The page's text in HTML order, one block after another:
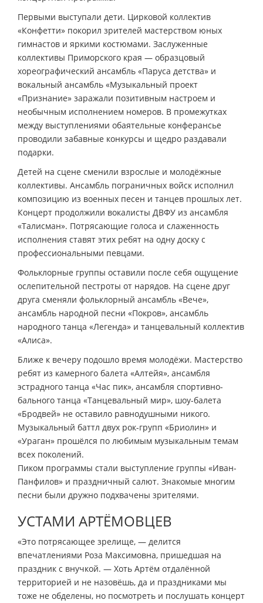
Первыми выступали дети. Цирковой коллектив
«Конфетти» покорил зрителей мастерством юных
гимнастов и яркими костюмами. Заслуженные
коллективы Приморского края — образцовый
хореографический ансамбль «Паруса детства» и
вокальный ансамбль «Музыкальный проект
«Признание» заражали позитивным настроем и
необычным исполнением номеров. В промежутках
между выступлениями обаятельные конферансье
проводили забавные конкурсы и щедро раздавали
подарки.
Детей на сцене сменили взрослые и молодёжные
коллективы. Ансамбль пограничных войск исполнил
композицию из военных песен и танцев прошлых лет.
Концерт продолжили вокалисты ДВФУ из ансамбля
«Талисман». Потрясающие голоса и слаженность
исполнения ставят этих ребят на одну доску с
профессиональными певцами.
Фольклорные группы оставили после себя ощущение
ослепительной пестроты от нарядов. На сцене друг
друга сменяли фольклорный ансамбль «Вече»,
ансамбль народной песни «Покров», ансамбль
народного танца «Легенда» и танцевальный коллектив
«Алиса».
Ближе к вечеру подошло время молодёжи. Мастерство
ребят из камерного балета «Алтейя», ансамбля
эстрадного танца «Час пик», ансамбля спортивно-
бального танца «Танцевальный мир», шоу-балета
«Бродвей» не оставило равнодушными никого.
Музыкальный баттл двух рок-групп «Бриолин» и
«Ураган» прошёлся по любимым музыкальным темам
всех поколений.
Пиком программы стали выступление группы «Иван-
Панфилов» и праздничный салют. Знакомые многим
песни были дружно подхвачены зрителями.
УСТАМИ АРТЁМОВЦЕВ
«Это потрясающее зрелище, — делится
впечатлениями Роза Максимовна, пришедшая на
праздник с внучкой. — Хоть Артём отдалённой
территорией и не назовёшь, да и праздниками мы
тоже не обделены, но посмотреть и послушать концерт